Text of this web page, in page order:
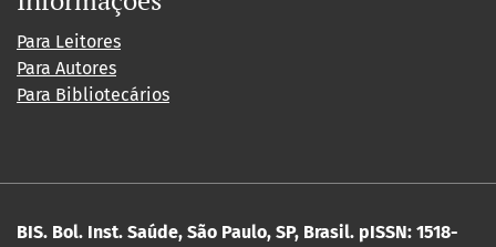
Para Leitores
Para Autores
Para Bibliotecários
BIS. Bol. Inst. Saúde, São Paulo, SP, Brasil. pISSN: 1518-